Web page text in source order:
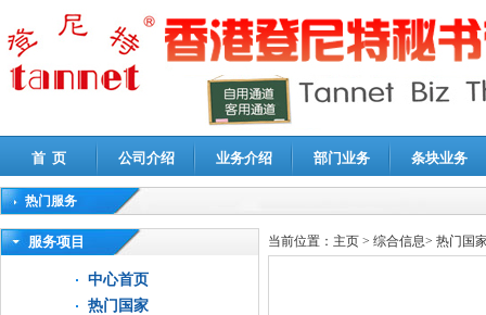
首 页 公司介绍 业务介绍 部门业务 条块业务
热门服务
高新技术企业认定审计|企业所得税汇算清缴申报鉴证
服务项目
中心首页
热门国家
当前位置： 主页 > 综合信息> 热门国